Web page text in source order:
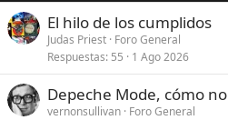
El hilo de los cumplidos
Judas Priest Foro General
Respuestas 55 1 Ago 2026
Depeche Mode, cómo no
vernonsullivan Foro General